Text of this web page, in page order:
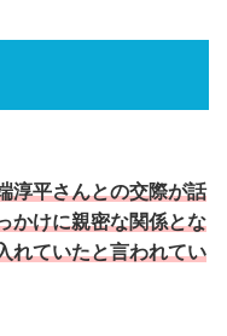
淳平さんとの交際が話
かけに親密な関係とな
れていたと言われてい